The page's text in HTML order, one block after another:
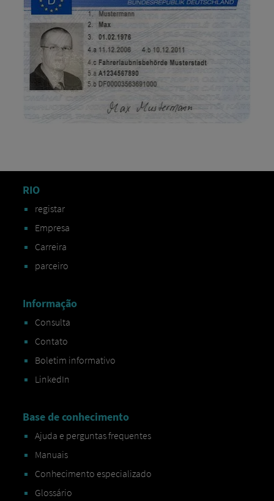
RIO
registar
Empresa
Carreira
parceiro
Informação
Consulta
Contato
Boletim informativo
LinkedIn
Base de conhecimento
Ajuda e perguntas frequentes
Manuais
Conhecimento especializado
Glossário